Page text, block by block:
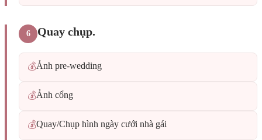
6 Quay chụp.
💰Ảnh pre-wedding
💰Ảnh cổng
💰Quay/Chụp hình ngày cưới nhà gái